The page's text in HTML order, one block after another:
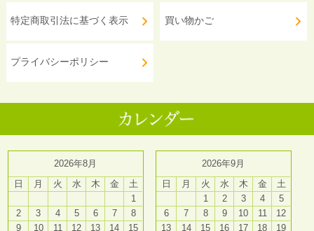
特定商取引法に基づく表示
プライバシーポリシー
買い物かご
2026年8月
日
月 火 水 木 金
土
1
2
3 4 5 6 7
8
9
10 11 12 13 14
15
2026年9月
日
月 火 水 木 金
土
1
2 3 4
5
6
7 8 9 10 11
12
13
14 15 16 17 18
19